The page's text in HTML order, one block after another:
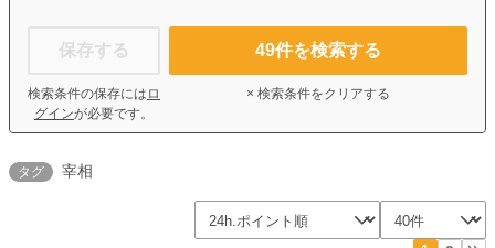
保存する
検索条件の保存には ロ
グインが必要です。
49件を検索する
× 検索条件をクリアする
タグ 宰相